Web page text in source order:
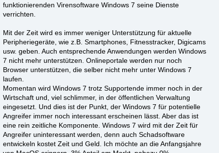
funktionierenden Virensoftware Windows 7 seine Dienste
verrichten.
Mit der Zeit wird es immer weniger Unterstützung für aktuelle
Peripheriegeräte, wie z.B. Smartphones, Fitnesstracker, Digicams
usw. geben. Auch entsprechende Anwendungen werden Windows
7 nicht mehr unterstützen. Onlineportale werden nur noch
Browser unterstützen, die selber nicht mehr unter Windows 7
laufen.
Momentan wird Windows 7 trotz Supportende immer noch in der
Wirtschaft und, viel schlimmer, in der öffentlichen Verwaltung
eingesetzt. Und dies ist der Punkt, der Windows 7 für potentielle
Angreifer immer noch interessant erscheinen lässt. Aber das ist
eine rein zeitliche Komponente. Windows 7 wird mit der Zeit für
Angreifer uninteressant werden, denn auch Schadsoftware
entwickeln kostet Zeit und Geld. Ich möchte an die Anfangsjahre